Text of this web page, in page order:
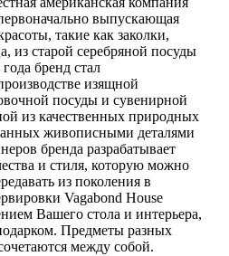
выпускающая
такие как заколки,
из старой серебряной посуды
бренд стал
изящной
посуды и сувенирной
из качественных природных
живописными деталями
бренда разрабатывает
и стиля, которую можно
из поколения в
Vagabond House
Вашего стола и интерьера,
Предметы разных
между собой.